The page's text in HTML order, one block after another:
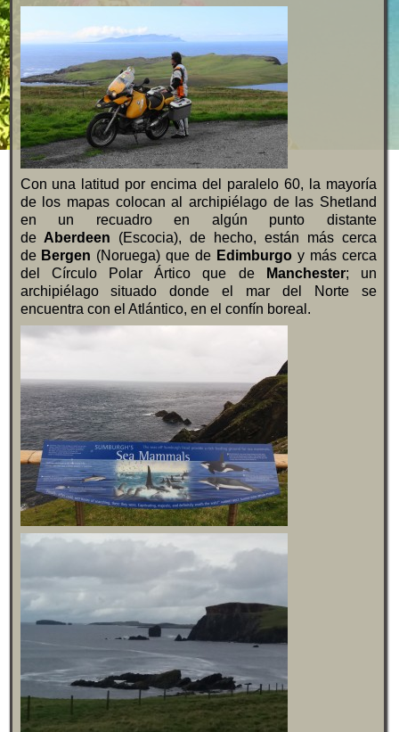
Con una latitud por encima del paralelo 60, la mayoría
de los mapas colocan al archipiélago de las Shetland
en un recuadro en algún punto distante
de Aberdeen (Escocia), de hecho, están más cerca
de Bergen (Noruega) que de Edimburgoy más cerca
del Círculo Polar Ártico que de
Manchester; un
archipiélago situado donde el mar del Norte se
encuentra con el Atlántico, en el confín boreal.